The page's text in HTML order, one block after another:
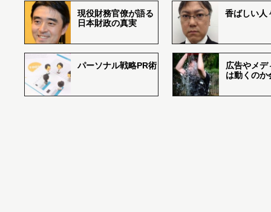
現役財務官僚が語る
日本財政の真実
香ばしい
パーソナル戦略PR術
広告やメデ
は動くのか